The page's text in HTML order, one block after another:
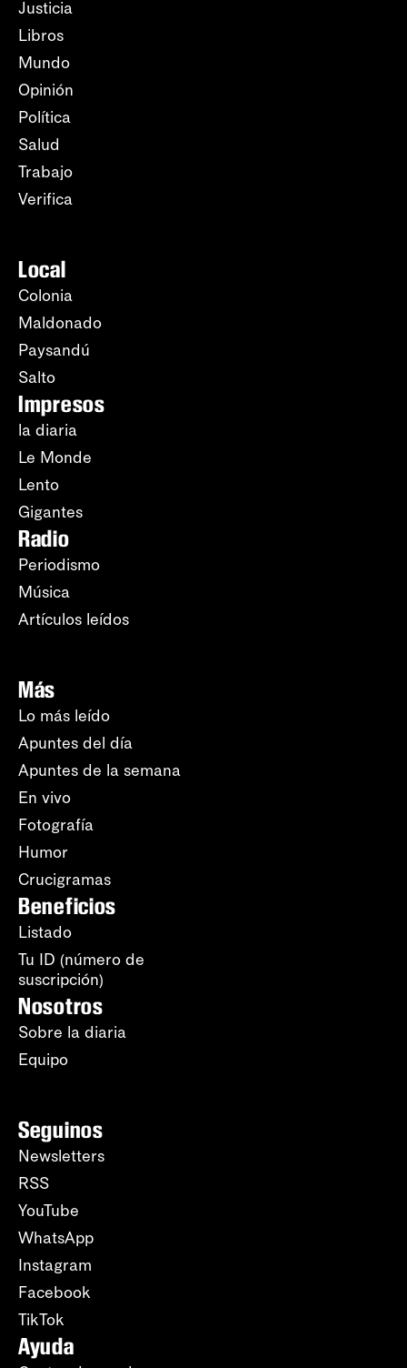
Justicia
Libros
Mundo
Opinión
Política
Salud
Trabajo
Verifica
Local
Colonia
Maldonado
Paysandú
Salto
Impresos
la diaria
Le Monde
Lento
Gigantes
Radio
Periodismo
Música
Artículos leídos
Más
Lo más leído
Apuntes del día
Apuntes de la semana
En vivo
Fotografía
Humor
Crucigramas
Beneficios
Listado
Tu ID (número de
suscripción)
Nosotros
Sobre la diaria
Equipo
Seguinos
Newsletters
RSS
YouTube
WhatsApp
Instagram
Facebook
TikTok
Ayuda